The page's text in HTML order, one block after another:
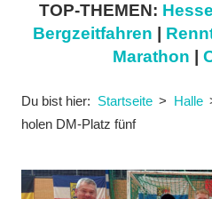
TOP-THEMEN:
Bergzeitfahren |
Marathon |
Du bist hier: Startseite Halle
holen DM-Platz fünf